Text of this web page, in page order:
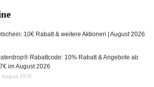
10€ Rabatt & weitere Aktionen | August 2026
Rabattcode: 10% Rabatt & Angebote ab
im August 2026
August 2026